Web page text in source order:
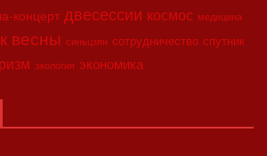
концерт двесессии космос медицина
весны синьцзян сотрудничество спутник
экология экономика